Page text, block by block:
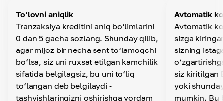
Avtomatik yechib olish
Shaxsiy hisobingiz sozlamalarida vaqtni, valyutani
va tarmoqni ko'rsatib, istalgan hamyonga
avtomatik pul olishni o'rnatishingiz mumkin.
To‘lovni aniqlik
Tranzaksiya kreditini aniq bo‘limlarini
0 dan 5 gacha sozlang. Shunday qilib,
agar mijoz bir necha sent to‘lamoqchi
bo‘lsa, siz uni ruxsat etilgan kamchilik
sifatida belgilagsiz, bu uni to‘liq
to‘langan deb belgilaydi -
tashvishlaringizni oshirishga yordam
Avtomatik
Avtomatik
sizga
sizning
siz kiritilgan
yoki
mumkin. Bu